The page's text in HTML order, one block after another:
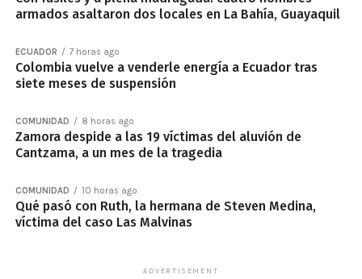
armados asaltaron dos locales en La Bahía, Guayaquil
ECUADOR 7 horas ago
Colombia vuelve a venderle energía a Ecuador tras
siete meses de suspensión
COMUNIDAD 8 horas ago
Zamora despide a las 19 víctimas del aluvión de
Cantzama, a un mes de la tragedia
COMUNIDAD 10 horas ago
Qué pasó con Ruth, la hermana de Steven Medina,
víctima del caso Las Malvinas
ADVERTISEMENT